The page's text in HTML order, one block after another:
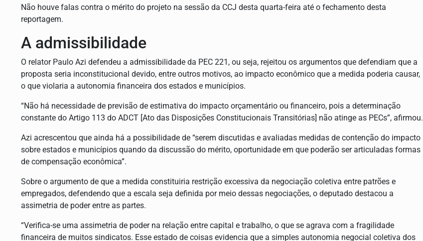
Não houve falas contra o mérito do projeto na sessão da CCJ desta quarta-feira até o fechamento desta
reportagem.
A admissibilidade
O relator Paulo Azi defendeu a admissibilidade da PEC 221, ou seja, rejeitou os argumentos que defendiam que a
proposta seria inconstitucional devido, entre outros motivos, ao impacto econômico que a medida poderia causar,
o que violaria a autonomia financeira dos estados e municípios.
“Não há necessidade de previsão de estimativa do impacto orçamentário ou financeiro, pois a determinação
constante do Artigo 113 do ADCT [Ato das Disposições Constitucionais Transitórias] não atinge as PECs”, afirmou.
Azi acrescentou que ainda há a possibilidade de “serem discutidas e avaliadas medidas de contenção do impacto
sobre estados e municípios quando da discussão do mérito, oportunidade em que poderão ser articuladas formas
de compensação econômica”.
Sobre o argumento de que a medida constituiria restrição excessiva da negociação coletiva entre patrões e
empregados, defendendo que a escala seja definida por meio dessas negociações, o deputado destacou a
assimetria de poder entre as partes.
“Verifica-se uma assimetria de poder na relação entre capital e trabalho, o que se agrava com a fragilidade
financeira de muitos sindicatos. Esse estado de coisas evidencia que a simples autonomia negocial coletiva dos